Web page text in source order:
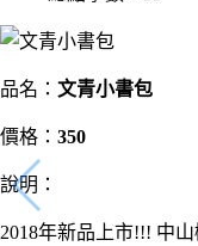
品名： 文青小書包
價格： 350
說明：
2018年新品上市!!! 中